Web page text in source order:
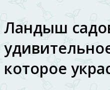
Ландыш
которое